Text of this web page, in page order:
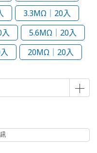
3.3MΩ｜20入
5.6MΩ｜20入
20MΩ｜20入